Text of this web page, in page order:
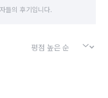
서울 동작구
들의 후기입니다.